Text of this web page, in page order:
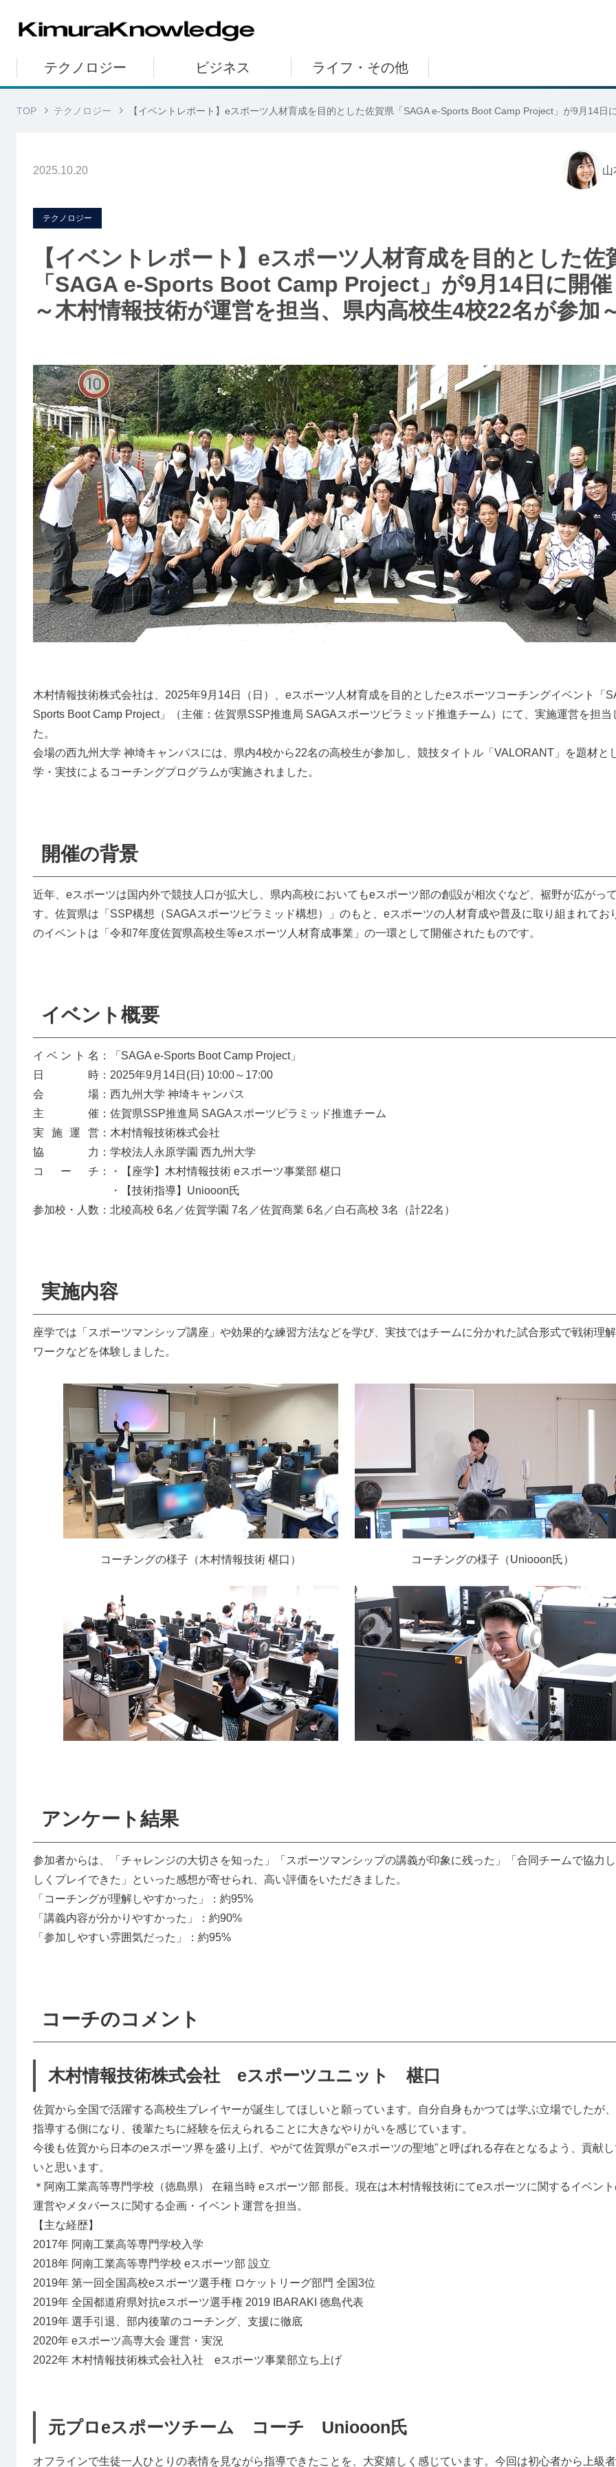
テクノロジー ビジネス ライフ・その他
TOP テクノロジー 【イベントレポート】eスポーツ人材育成を目的とした佐賀県「SAGA e-Sports Boot Camp Project」が9月14
2025.10.20 山
テクノロジー
【イベントレポート】eスポーツ人材育成を目的とした佐
「SAGA e-Sports Boot Camp Project」が9月14日に開催
～木村情報技術が運営を担当、県内高校生4校22名が参加
木村情報技術株式会社は、2025年9月14日（日）、eスポーツ人材育成を目的としたeスポーツコーチングイベント「
Sports Boot Camp Project」（主催：佐賀県SSP推進局 SAGAスポーツピラミッド推進チーム）にて、実施運営を担当
た。
会場の西九州大学 神埼キャンパスには、県内4校から22名の高校生が参加し、競技タイトル「VALORANT」を題材と
学・実技によるコーチングプログラムが実施されました。
開催の背景
近年、eスポーツは国内外で競技人口が拡大し、県内高校においてもeスポーツ部の創設が相次ぐなど、裾野が広がっ
す。佐賀県は「SSP構想（SAGAスポーツピラミッド構想）」のもと、eスポーツの人材育成や普及に取り組まれてお
のイベントは「令和7年度佐賀県高校生等eスポーツ人材育成事業」の一環として開催されたものです。
イベント概要
イベント名
「SAGA e-Sports Boot Camp Project」
日時
2025年9月14日(日) 10:00～17:00
会場
西九州大学 神埼キャンパス
主催
佐賀県SSP推進局 SAGAスポーツピラミッド推進チーム
実施運営
木村情報技術株式会社
協力
学校法人永原学園 西九州大学
コーチ
・【座学】木村情報技術 eスポーツ事業部 椹口
・【技術指導】Uniooon氏
参加校・人数
北稜高校 6名／佐賀学園 7名／佐賀商業 6名／白石高校 3名（計22名）
実施内容
座学では「スポーツマンシップ講座」や効果的な練習方法などを学び、実技ではチームに分かれた試合形式で戦術理
ワークなどを体験しました。
コーチングの様子（木村情報技術 椹口） コーチングの様子（Uniooon氏）
アンケート結果
参加者からは、「チャレンジの大切さを知った」「スポーツマンシップの講義が印象に残った」「合同チームで協力
しくプレイできた」といった感想が寄せられ、高い評価をいただきました。
「コーチングが理解しやすかった」：約95%
「講義内容が分かりやすかった」：約90%
「参加しやすい雰囲気だった」：約95%
コーチのコメント
木村情報技術株式会社 eスポーツユニット 椹口
佐賀から全国で活躍する高校生プレイヤーが誕生してほしいと願っています。自分自身もかつては学ぶ立場でしたが
指導する側になり、後輩たちに経験を伝えられることに大きなやりがいを感じています。
今後も佐賀から日本のeスポーツ界を盛り上げ、やがて佐賀県が"eスポーツの聖地"と呼ばれる存在となるよう、貢献
いと思います。
＊阿南工業高等専門学校（徳島県） 在籍当時 eスポーツ部 部長。現在は木村情報技術にてeスポーツに関するイベン
運営やメタバースに関する企画・イベント運営を担当。
【主な経歴】
2017年 阿南工業高等専門学校入学
2018年 阿南工業高等専門学校 eスポーツ部 設立
2019年 第一回全国高校eスポーツ選手権 ロケットリーグ部門 全国3位
2019年 全国都道府県対抗eスポーツ選手権 2019 IBARAKI 徳島代表
2019年 選手引退、部内後輩のコーチング、支援に徹底
2020年 eスポーツ高専大会 運営・実況
2022年 木村情報技術株式会社入社 eスポーツ事業部立ち上げ
元プロeスポーツチーム コーチ Uniooon氏
オフラインで生徒一人ひとりの表情を見ながら指導できたことを、大変嬉しく感じています。今回は初心者から上級